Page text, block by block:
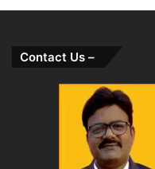
Contact Us –